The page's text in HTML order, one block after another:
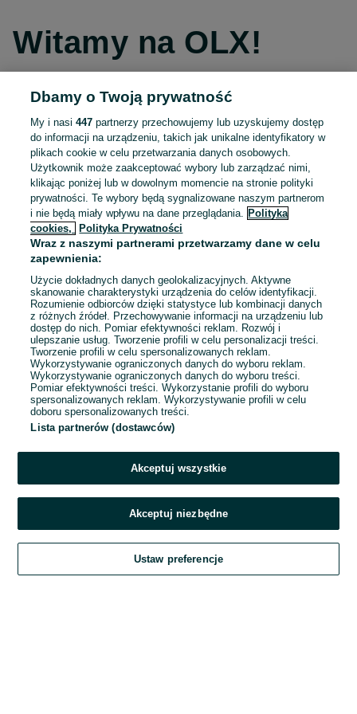
Witamy na OLX!
Kontynuuj przez Facebooka
Kontynuuj przez konto Apple
Kontynuuj przez konto Google
LUB
E-mail
Hasło
Zaloguj się
Kontynuując za pośrednictwem jednego z dostawców wskazanych powyżej,
OLX.pl w jego aktualnym brzmieniu.
Dbamy o Twoją prywatność
My i nasi447 partnerzy przechowujemy lub uzyskujemy dostęp
do informacji na urządzeniu, takich jak unikalne identyfikatory w
plikach cookie w celu przetwarzania danych osobowych.
Użytkownik może zaakceptować wybory lub zarządzać nimi,
klikając poniżej lub w dowolnym momencie na stronie polityki
prywatności. Te wybory będą sygnalizowane naszym partnerom
i nie będą miały wpływu na dane przeglądania.
Polityka
cookies,
Polityka Prywatności
Wraz z naszymi partnerami przetwarzamy dane w celu
zapewnienia:
Użycie dokładnych danych geolokalizacyjnych. Aktywne
skanowanie charakterystyki urządzenia do celów identyfikacji.
Rozumienie odbiorców dzięki statystyce lub kombinacji danych
z różnych źródeł. Przechowywanie informacji na urządzeniu lub
dostęp do nich. Pomiar efektywności reklam. Rozwój i
ulepszanie usług. Tworzenie profili w celu personalizacji treści.
Tworzenie profili w celu spersonalizowanych reklam.
Wykorzystywanie ograniczonych danych do wyboru reklam.
Wykorzystywanie ograniczonych danych do wyboru treści.
Pomiar efektywności treści. Wykorzystanie profili do wyboru
spersonalizowanych reklam. Wykorzystywanie profili w celu
doboru spersonalizowanych treści.
Lista partnerów (dostawców)
Akceptuj wszystkie
Akceptuj niezbędne
Ustaw preferencje